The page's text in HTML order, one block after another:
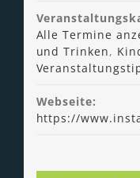
Alle Termine
und Trinken,
Webseite:
https://